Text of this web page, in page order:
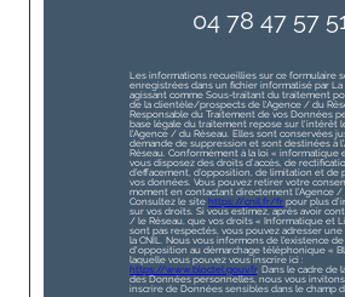
04 78 47 57
Les informations recueillies sur ce formulaire
enregistrées dans un fichier informatisé par La
agissant comme Sous-traitant du traitement
de la clientèle/prospects de l'Agence / du
Responsable du Traitement de vos Données
base légale du traitement repose sur l'intérêt
l'Agence / du Réseau. Elles sont conservées
demande de suppression et sont destinées à
Réseau. Conformément à la loi « informatique
vous disposez des droits d’accès, de
d’effacement, d’opposition, de limitation et de
vos données. Vous pouvez retirer votre
moment en contactant directement l’Agence /
Consultez le site https://cnil.fr/fr pour plus
sur vos droits. Si vous estimez, après avoir
/ le Réseau, que vos droits « Informatique et
sont pas respectés, vous pouvez adresser une
la CNIL. Nous vous informons de l’existence
d'opposition au démarchage téléphonique «
laquelle vous pouvez vous inscrire ici :
https://www.bloctel.gouv.fr. Dans le cadre de
des Données personnelles, nous vous invitons
inscrire de Données sensibles dans le champ